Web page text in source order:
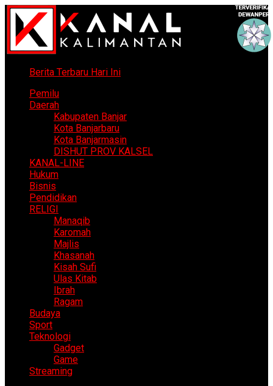
Berita Terbaru Hari Ini
Pemilu
Daerah
Kabupaten Banjar
Kota Banjarbaru
Kota Banjarmasin
DISHUT PROV KALSEL
KANAL-LINE
Hukum
Bisnis
Pendidikan
RELIGI
Manaqib
Karomah
Majlis
Khasanah
Kisah Sufi
Ulas Kitab
Ibrah
Ragam
Budaya
Sport
Teknologi
Gadget
Game
Streaming